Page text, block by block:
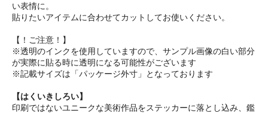
い表情に。
貼りたいアイテムに合わせてカットしてお使いください。
【！ご注意！】
※透明のインクを使用していますので、サンプル画像の白い部分
が実際に貼る時に透明になる可能性がございます
※記載サイズは「パッケージ外寸」となっております
【はくいきしろい】
印刷ではないユニークな美術作品をステッカーに落とし込み、鑑